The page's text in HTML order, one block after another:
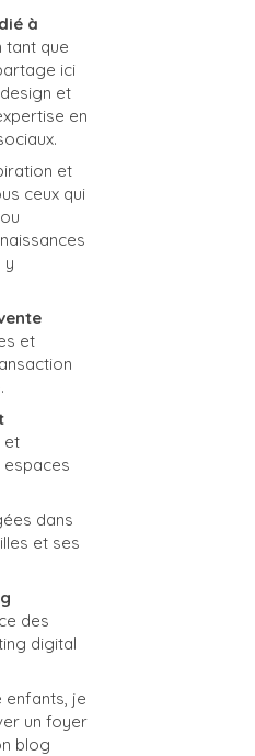
à
tant que
ici
et
en
et
ceux qui
y
et
et
dans
et ses
des
digital
enfants, je
un foyer
blog